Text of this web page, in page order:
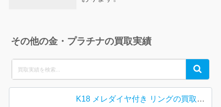
その他の金・プラチナの買取実績
for:
Search
K18 メレダイヤ付き リングの買取実績